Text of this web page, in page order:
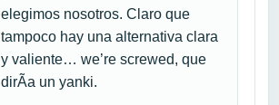
elegimos nosotros. Claro que
tampoco hay una alternativa clara
y valiente… we’re screwed, que
dirÃ­a un yanki.